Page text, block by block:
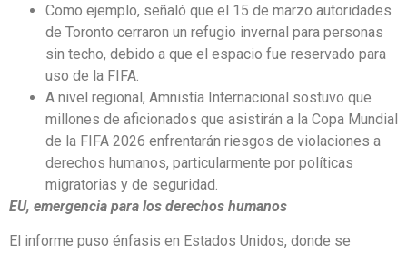
Como ejemplo, señaló que el 15 de marzo autoridades
de Toronto cerraron un refugio invernal para personas
sin techo, debido a que el espacio fue reservado para
uso de la FIFA.
A nivel regional, Amnistía Internacional sostuvo que
millones de aficionados que asistirán a la Copa Mundial
de la FIFA 2026 enfrentarán riesgos de violaciones a
derechos humanos, particularmente por políticas
migratorias y de seguridad.
EU, emergencia para los derechos humanos
El informe puso énfasis en Estados Unidos, donde se